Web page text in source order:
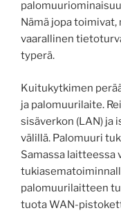
Nämä jopa
vaarallinen
typerä.
Kuitukytkimen
ja palomuurilaite.
sisäverkon (LAN) ja
välillä. Palomuuri
Samassa laitteessa
palomuurilaitteen
tuota WAN-